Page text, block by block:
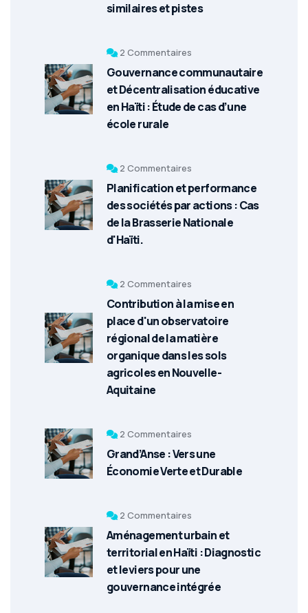
similaires et pistes
2 Commentaires
Gouvernance communautaire
et Décentralisation éducative
en Haïti : Étude de cas d’une
école rurale
2 Commentaires
Planification et performance
des sociétés par actions : Cas
de la Brasserie Nationale
d'Haïti.
2 Commentaires
Contribution à la mise en
place d'un observatoire
régional de la matière
organique dans les sols
agricoles en Nouvelle-
Aquitaine
2 Commentaires
Grand’Anse : Vers une
Économie Verte et Durable
2 Commentaires
Aménagement urbain et
territorial en Haïti : Diagnostic
et leviers pour une
gouvernance intégrée